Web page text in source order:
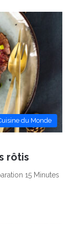
du Monde
rôtis
15 Minutes